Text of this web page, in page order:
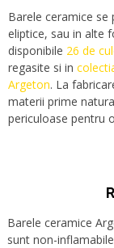
Barele ceramice
eliptice, sau in alte
disponibile 26 de
regasite si in
Argeton. La
materii prime
periculoase pentru
Barele ceramice
sunt non-